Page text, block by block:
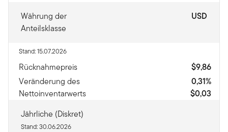
Währung der
Anteilsklasse
USD
Stand: 15.07.2026
Rücknahmepreis
$9,86
Veränderung des
Nettoinventarwerts
0,31%
$0,03
Jährliche (Diskret)
Stand: 30.06.2026